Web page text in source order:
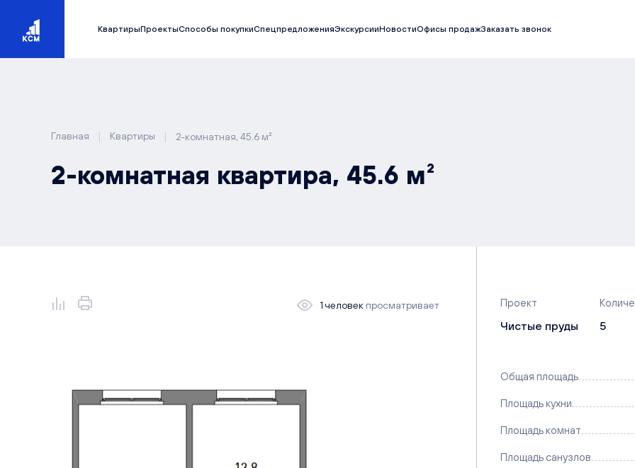
КвартирыПроектыСпособы покупкиСпецпредложенияЭкскурсииНовостиОфисы продажЗаказать звонок
Главная | Квартиры | 2-комнатная, 45.6 м²
2-комнатная квартира, 45.6 м²
1 человек просматривает Проект
Чистые пруды 5
Общая площадь
Площадь кухни
Площадь комнат
Площадь санузлов